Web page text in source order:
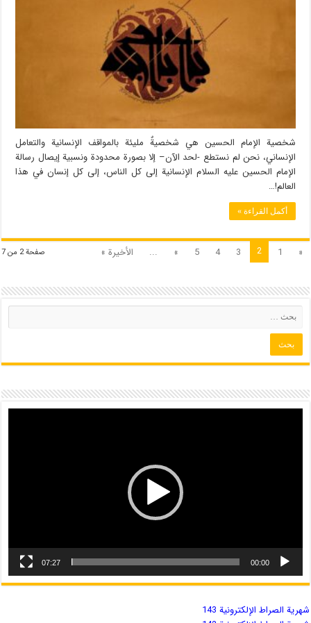
شخصية الإمام الحسين هي شخصيةٌ مليئة بالمواقف الإنسانية والتعامل
الإنساني، نحن لم نستطع -لحد الآن– إلا بصورة محدودة ونسبية إيصال رسالة
الإمام الحسين عليه السلام الإنسانية إلى كل الناس، إلى كل إنسان في هذا
العالم!…
أكمل القراءة »
صفحة 2 من 7 «
1
2
3
4
5
»
... الأخيرة »
00:00
07:27
شهریة الصراط الإلكترونية 143